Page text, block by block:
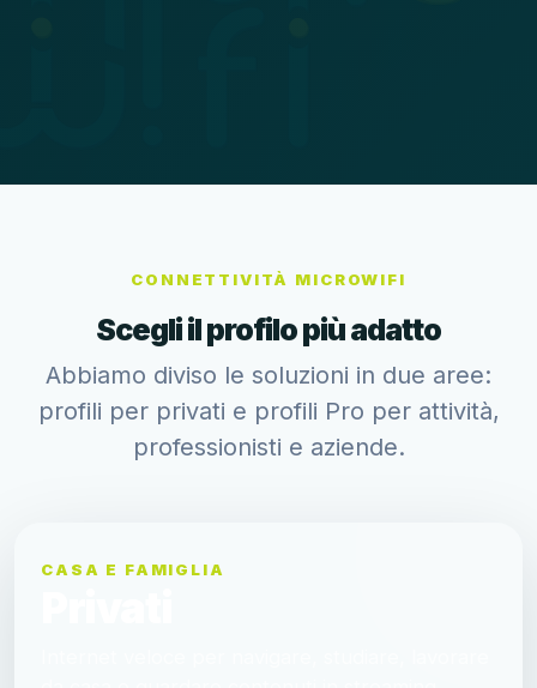
CONNETTIVITÀ MICROWIFI
Scegli il profilo più adatto
Abbiamo diviso le soluzioni in due aree:
profili per privati e profili Pro per attività,
professionisti e aziende.
CASA E FAMIGLIA